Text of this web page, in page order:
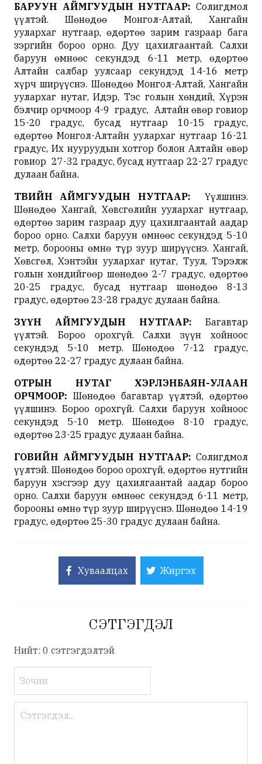
БАРУУН АЙМГУУДЫН НУТГААР: Солигдмол
үүлтэй. Шөнөдөө Монгол-Алтай, Хангайн
уулархаг нутгаар, өдөртөө зарим газраар бага
зэргийн бороо орно. Дуу цахилгаантай. Салхи
баруун өмнөөс секундэд 6-11 метр, өдөртөө
Алтайн салбар уулсаар секундэд 14-16 метр
хүрч ширүүснэ. Шөнөдөө Монгол-Алтай, Хангайн
уулархаг нутаг, Идэр, Тэс голын хөндий, Хүрэн
бэлчир орчмоор 4-9 градус, Алтайн өвөр говиор
15-20 градус, бусад нутгаар 10-15 градус,
өдөртөө Монгол-Алтайн уулархаг нутгаар 16-21
градус, Их нууруудын хотгор болон Алтайн өвөр
говиор 27-32 градус, бусад нутгаар 22-27 градус
дулаан байна.
ТӨВИЙН АЙМГУУДЫН НУТГААР: Үүлшинэ.
Шөнөдөө Хангай, Хөвсгөлийн уулархаг нутгаар,
өдөртөө зарим газраар дуу цахилгаантай аадар
бороо орно. Салхи баруун өмнөөс секундэд 5-10
метр, борооны өмнө түр зуур ширүүснэ. Хангай,
Хөвсгөл, Хэнтэйн уулархаг нутаг, Туул, Тэрэлж
голын хөндийгөөр шөнөдөө 2-7 градус, өдөртөө
20-25 градус, бусад нутгаар шөнөдөө 8-13
градус, өдөртөө 23-28 градус дулаан байна.
ЗҮҮН АЙМГУУДЫН НУТГААР: Багавтар
үүлтэй. Бороо орохгүй. Салхи зүүн хойноос
секундэд 5-10 метр. Шөнөдөө 7-12 градус,
өдөртөө 22-27 градус дулаан байна.
ОТРЫН НУТАГ ХЭРЛЭНБАЯН-УЛААН
ОРЧМООР: Шөнөдөө багавтар үүлтэй, өдөртөө
үүлшинэ. Бороо орохгүй. Салхи баруун хойноос
секундэд 5-10 метр. Шөнөдөө 8-10 градус,
өдөртөө 23-25 градус дулаан байна.
ГОВИЙН АЙМГУУДЫН НУТГААР: Солигдмол
үүлтэй. Шөнөдөө бороо орохгүй, өдөртөө нутгийн
баруун хэсгээр дуу цахилгаантай аадар бороо
орно. Салхи баруун өмнөөс секундэд 6-11 метр,
борооны өмнө түр зуур ширүүснэ. Шөнөдөө 14-19
градус, өдөртөө 25-30 градус дулаан байна.
Хуваалцах Жиргэх
СЭТГЭГДЭЛ
Нийт: 0 сэтгэгдэлтэй